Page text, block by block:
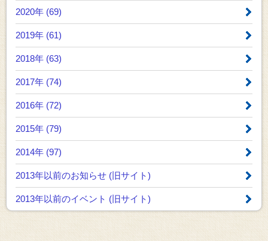
2020年 (69)
2019年 (61)
2018年 (63)
2017年 (74)
2016年 (72)
2015年 (79)
2014年 (97)
2013年以前のお知らせ (旧サイト)
2013年以前のイベント (旧サイト)